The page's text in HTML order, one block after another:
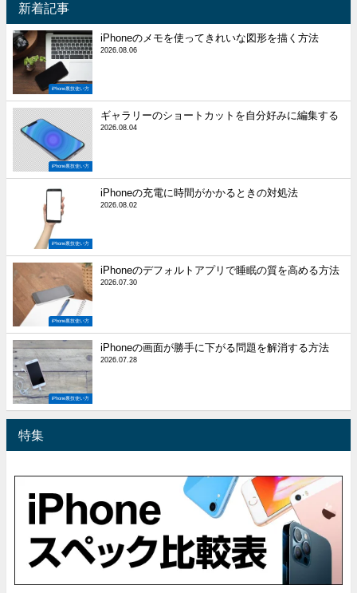
新着記事
iPhone裏技使い方
iPhoneのメモを使ってきれいな図形を描く方法
2026.08.06
iPhone裏技使い方
ギャラリーのショートカットを自分好みに編集する
2026.08.04
iPhone裏技使い方
iPhoneの充電に時間がかかるときの対処法
2026.08.02
iPhone裏技使い方
iPhoneのデフォルトアプリで睡眠の質を高める方法
2026.07.30
iPhone裏技使い方
iPhoneの画面が勝手に下がる問題を解消する方法
2026.07.28
特集